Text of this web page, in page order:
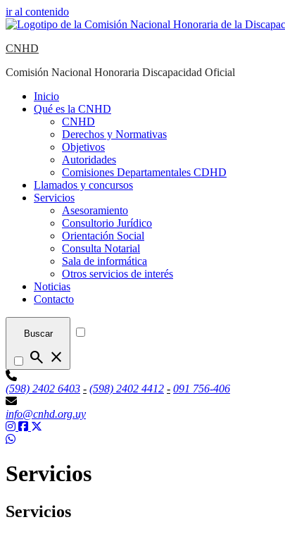
ir al contenido
CNHD
Comisión Nacional Honoraria Discapacidad Oficial
Inicio
Qué es la CNHD
CNHD
Derechos y Normativas
Objetivos
Autoridades
Comisiones Departamentales CDHD
Llamados y concursos
Servicios
Asesoramiento
Consultorio Jurídico
Orientación Social
Consulta Notarial
Sala de informática
Otros servicios de interés
Noticias
Contacto
Buscar
search close
(598) 2402 6403 - (598) 2402 4412 - 091 756-406
info@cnhd.org.uy
Servicios
Servicios